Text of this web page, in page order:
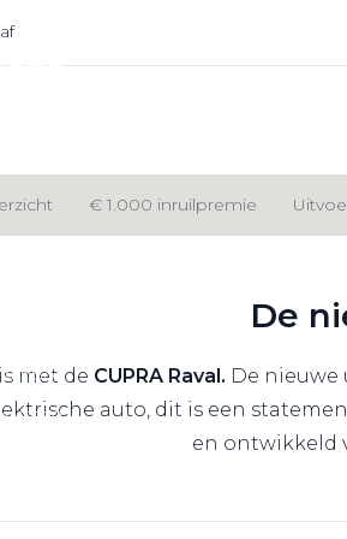
€ 1.000 inruilpremie
De
met de CUPRA Raval. De nieuwe
auto, dit is een
en ontwikkeld